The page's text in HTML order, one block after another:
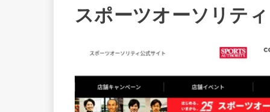
スポーツオーソリテ